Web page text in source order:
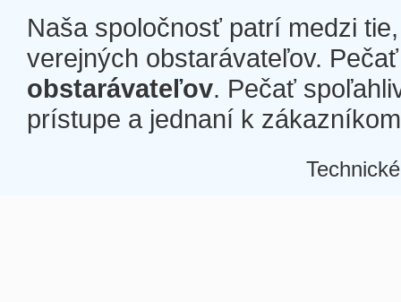
Naša spoločnosť patrí medzi
verejných obstarávateľov.
obstarávateľov. Pečať
prístupe a jednaní k